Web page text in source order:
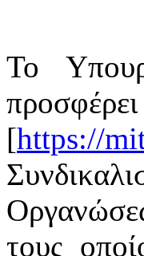
Το
[https://
τους